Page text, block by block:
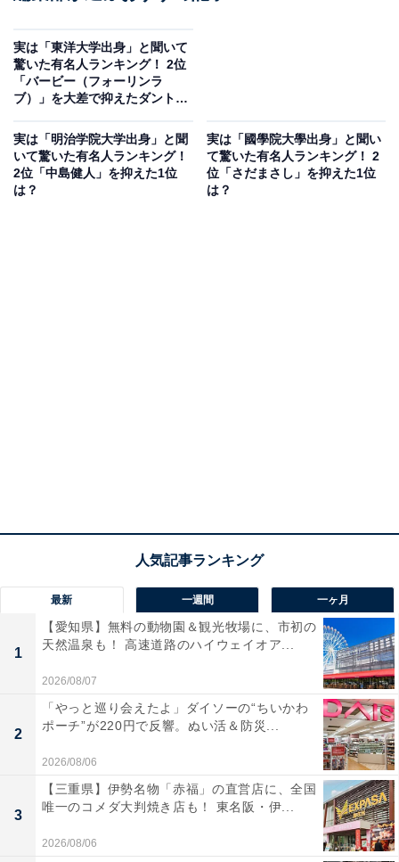
実は「東洋大学出身」と聞いて
驚いた有名人ランキング！ 2位
「バービー（フォーリンラ
ブ）」を大差で抑えたダントツ
実は「明治学院大学出身」と聞
いて驚いた有名人ランキング！
2位「中島健人」を抑えた1位
は？
実は「國學院大學出身」と聞い
て驚いた有名人ランキング！ 2
位「さだまさし」を抑えた1位
は？
最新 一週間 一ヶ月
1
【愛知県】無料の動物園＆観光牧場に、市初の
天然温泉も！ 高速道路のハイウェイオア...
2026/08/07
2
「やっと巡り会えたよ」ダイソーの“ちいかわ
ポーチ”が220円で反響。ぬい活＆防災...
2026/08/06
3
【三重県】伊勢名物「赤福」の直営店に、全国
唯一のコメダ大判焼き店も！ 東名阪・伊...
2026/08/06